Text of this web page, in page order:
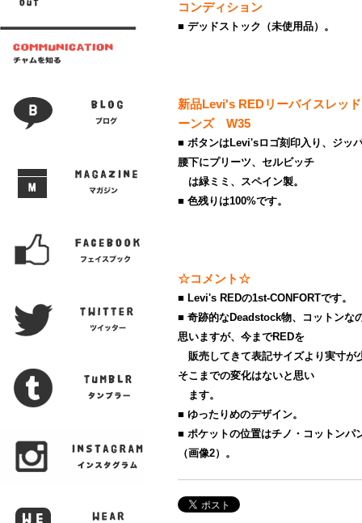
コンディション
■ デッドストック（未使用品）。
新品Levi's REDリーバイスレッ
ーンズ W35
■ ボタンはLevi'sロゴ刻印入り、ジッ
腰下にプリーツ、セルビッチ
は緑ミミ、スペイン製。
■ 色残りは100%です。
☆コメント☆
■ Levi's REDの1st-CONFORTです。
■ 奇跡的なDeadstock物、コットンな
思いますが、今までREDを
販売してきて表記サイズより実寸が
そこまでの変化はないと思い
ます。
■ ゆったりめのデザイン。
■ ポケットの位置はチノ・コットンパ
（画像2）。